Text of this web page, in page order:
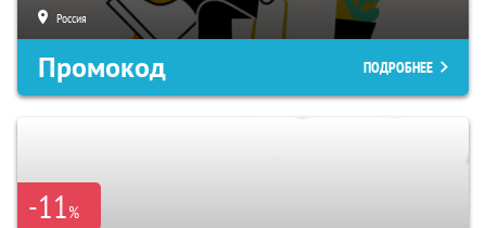
Россия
Промокод ПОДРОБНЕЕ
-11%